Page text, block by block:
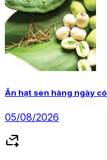
Ăn hạt sen hàng ngày
05/08/2026
forward_to_inbox